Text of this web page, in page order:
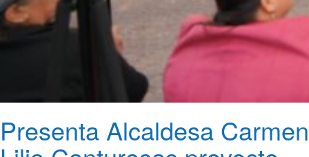
Presenta Alcaldesa Carmen